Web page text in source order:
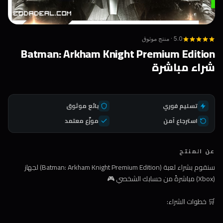
5.0 · منتج موثوق
Batman: Arkham Knight Premium Edition
شراء مباشرة
تسليم فوري
بائع موثوق
استرجاع آمن
موزّع معتمد
عن المنتج
سنقوم بشراء لعبة (Batman: Arkham Knight Premium Edition) لجهاز
(Xbox) مباشرةً من حسابك الشخصي 🎮
🛒 خطوات الشراء: